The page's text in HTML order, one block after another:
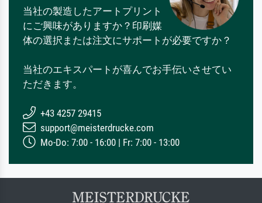
当社の製造したアートプリント
にご興味がありますか？印刷媒
体の選択または注文にサポートが必要ですか？
当社のエキスパートが喜んでお手伝いさせてい
ただきます。
+43 4257 29415
support@meisterdrucke.com
Mo-Do: 7:00 - 16:00 | Fr: 7:00 - 13:00